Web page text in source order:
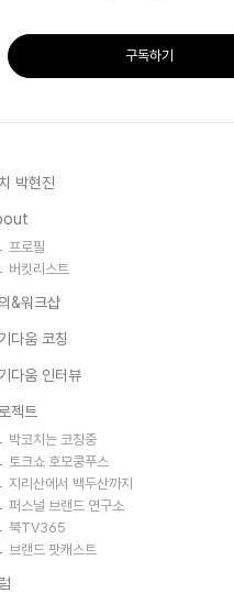
구독하기
박현진
프로필
버킷리스트
&워크샵
다움 코칭
다움 인터뷰
젝트
박코치는 코칭중
토크쇼 호모쿵푸스
지리산에서 백두산까지
퍼스널 브랜드 연구소
북TV365
브랜드 팟캐스트